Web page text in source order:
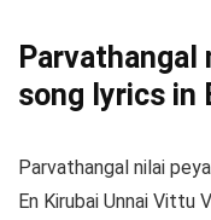
Parvathangal
song lyrics in
Parvathangal nilai
En Kirubai Unnai Vittu